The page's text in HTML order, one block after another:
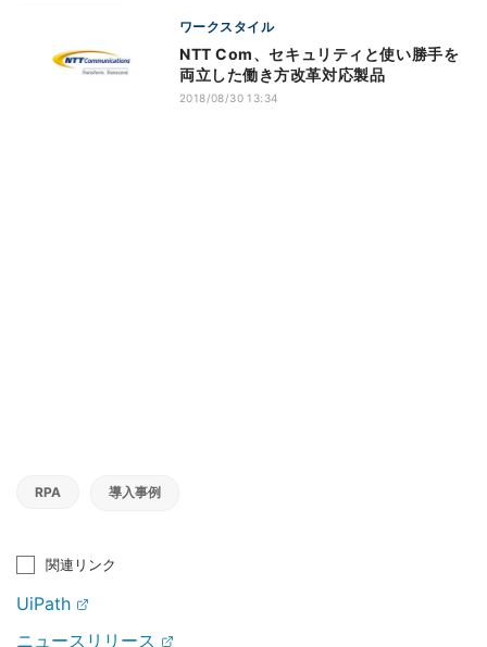
ワークスタイル
NTT Com、セキュリティと使い勝手を
両立した働き方改革対応製品
2018/08/30 13:34
RPA 導入事例
関連リンク
UiPath
ニュースリリース